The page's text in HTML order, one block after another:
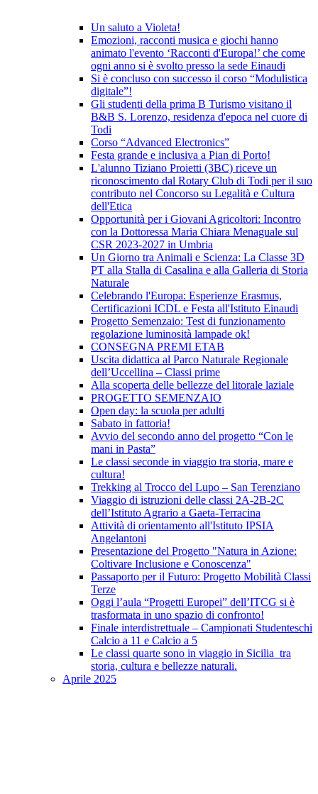
Un saluto a Violeta!
Emozioni, racconti musica e giochi hanno
animato l'evento ‘Racconti d'Europa!’ che come
ogni anno si è svolto presso la sede Einaudi
Si è concluso con successo il corso “Modulistica
digitale”!
Gli studenti della prima B Turismo visitano il
B&B S. Lorenzo, residenza d'epoca nel cuore di
Todi
Corso “Advanced Electronics”
Festa grande e inclusiva a Pian di Porto!
L'alunno Tiziano Proietti (3BC) riceve un
riconoscimento dal Rotary Club di Todi per il suo
contributo nel Concorso su Legalità e Cultura
dell'Etica
Opportunità per i Giovani Agricoltori: Incontro
con la Dottoressa Maria Chiara Menaguale sul
CSR 2023-2027 in Umbria
Un Giorno tra Animali e Scienza: La Classe 3D
PT alla Stalla di Casalina e alla Galleria di Storia
Naturale
Celebrando l'Europa: Esperienze Erasmus,
Certificazioni ICDL e Festa all'Istituto Einaudi
Progetto Semenzaio: Test di funzionamento
regolazione luminosità lampade ok!
CONSEGNA PREMI ETAB
Uscita didattica al Parco Naturale Regionale
dell’Uccellina – Classi prime
Alla scoperta delle bellezze del litorale laziale
PROGETTO SEMENZAIO
Open day: la scuola per adulti
Sabato in fattoria!
Avvio del secondo anno del progetto “Con le
mani in Pasta”
Le classi seconde in viaggio tra storia, mare e
cultura!
Trekking al Trocco del Lupo – San Terenziano
Viaggio di istruzioni delle classi 2A-2B-2C
dell’Istituto Agrario a Gaeta-Terracina
Attività di orientamento all'Istituto IPSIA
Angelantoni
Presentazione del Progetto "Natura in Azione:
Coltivare Inclusione e Conoscenza"
Passaporto per il Futuro: Progetto Mobilità Classi
Terze
Oggi l’aula “Progetti Europei” dell’ITCG si è
trasformata in uno spazio di confronto!
Finale interdistrettuale – Campionati Studenteschi
Calcio a 11 e Calcio a 5
Le classi quarte sono in viaggio in Sicilia tra
storia, cultura e bellezze naturali.
Aprile 2025